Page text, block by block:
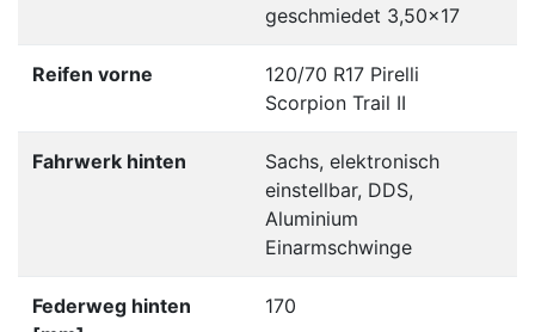
geschmiedet 3,50x17
Reifen vorne
120/70 R17 Pirelli
Scorpion Trail II
Fahrwerk hinten
Sachs, elektronisch
einstellbar, DDS,
Aluminium
Einarmschwinge
Federweg hinten
170